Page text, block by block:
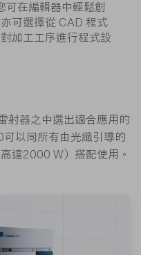
在編輯器中輕鬆創
可選擇從 CAD 程式
加工工序進行程式設
射器之中選出適合應用的
以同所有由光纖引導的
達2000 W）搭配使用。